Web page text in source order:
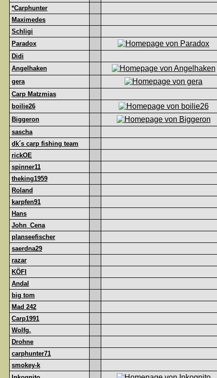
*Carphunter
Maximedes
Schligi
Paradox
Didi
Angelhaken
gera
Carp Matzmias
boilie26
Biggeron
sascha
dk´s carp fishing team
rickOE
spinner11
theking1959
Roland
karpfen91
Hans
John_Cena
planseefischer
saerdna29
razar
KÖFI
Andal
big tom
Mad 242
Carp1991
Wolfg.
Drohne
carphunter71
smokey-k